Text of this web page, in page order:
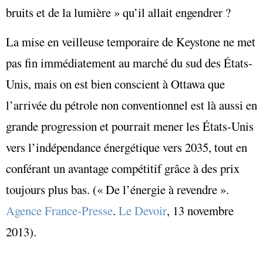
bruits et de la lumière » qu’il allait engendrer ?
La mise en veilleuse temporaire de Keystone ne met
pas fin immédiatement au marché du sud des États-
Unis, mais on est bien conscient à Ottawa que
l’arrivée du pétrole non conventionnel est là aussi en
grande progression et pourrait mener les États-Unis
vers l’indépendance énergétique vers 2035, tout en
conférant un avantage compétitif grâce à des prix
toujours plus bas. (« De l’énergie à revendre ».
Agence France-Presse. Le Devoir, 13 novembre
2013).